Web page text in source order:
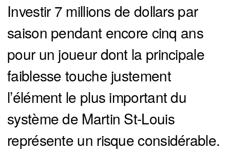
Investir 7 millions de dollars par
saison pendant encore cinq ans
pour un joueur dont la principale
faiblesse touche justement
l’élément le plus important du
système de Martin St-Louis
représente un risque considérable.